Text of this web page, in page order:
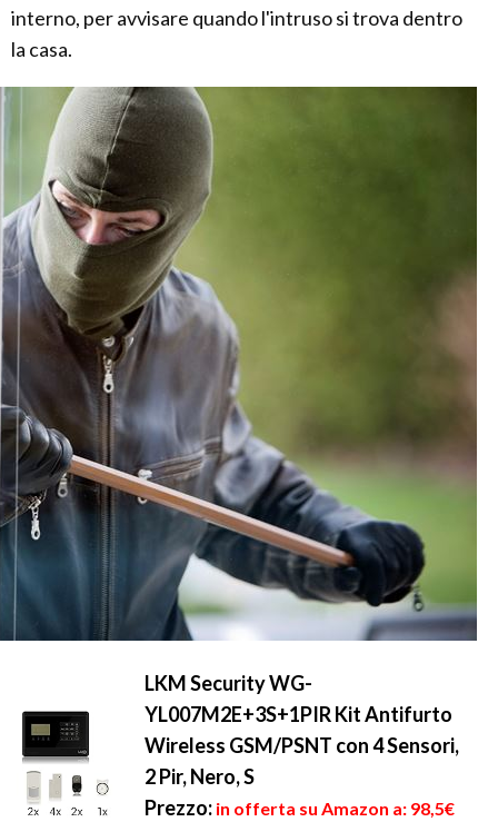
interno, per avvisare quando l'intruso si trova dentro
la casa.
LKM Security WG-
YL007M2E+3S+1PIR Kit Antifurto
Wireless GSM/PSNT con 4 Sensori,
2 Pir, Nero, S
Prezzo: in offerta su Amazon a: 98,5€